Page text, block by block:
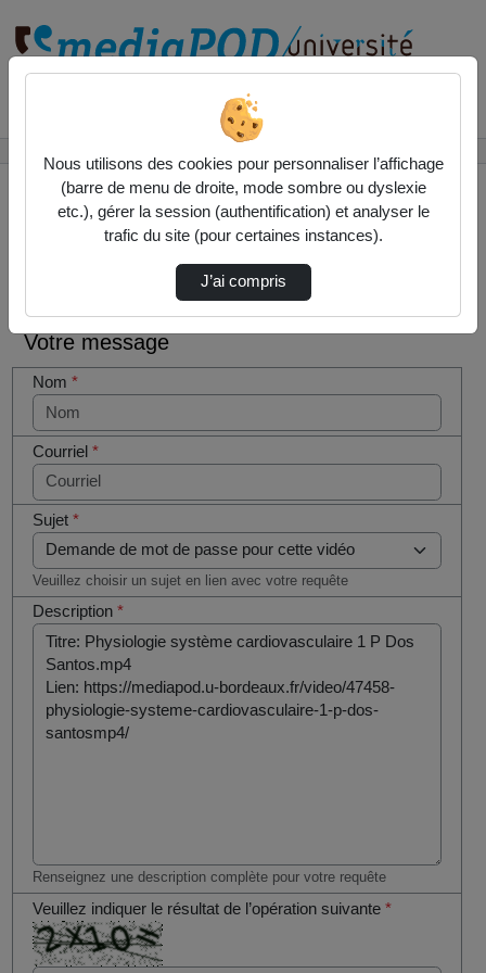
Contactez nous
Votre message
Nom*
Courriel*
Sujet*
Veuillez choisir un sujet en lien avec votre requête
Description*
Renseignez une description complète pour votre requête
Veuillez indiquer le résultat de l’opération suivante*
êtes un
humain en
métal
(obligatoire)
Nous utilisons des cookies pour personnaliser l’affichage
(barre de menu de droite, mode sombre ou dyslexie
etc.), gérer la session (authentification) et analyser le
trafic du site (pour certaines instances).
J’ai compris